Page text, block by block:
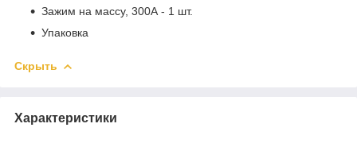
Зажим на массу, 300А - 1 шт.
Упаковка
Скрыть
Характеристики